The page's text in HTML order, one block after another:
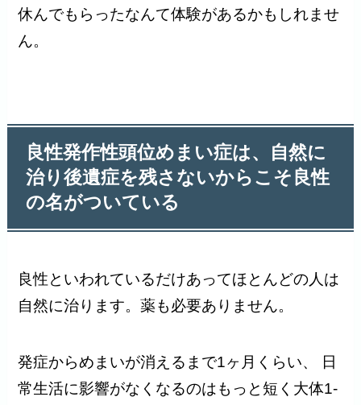
休んでもらったなんて体験があるかもしれませ
ん。
良性発作性頭位めまい症は、自然に
治り後遺症を残さないからこそ良性
の名がついている
良性といわれているだけあってほとんどの人は
自然に治ります。薬も必要ありません。
発症からめまいが消えるまで1ヶ月くらい、 日
常生活に影響がなくなるのはもっと短く大体1-